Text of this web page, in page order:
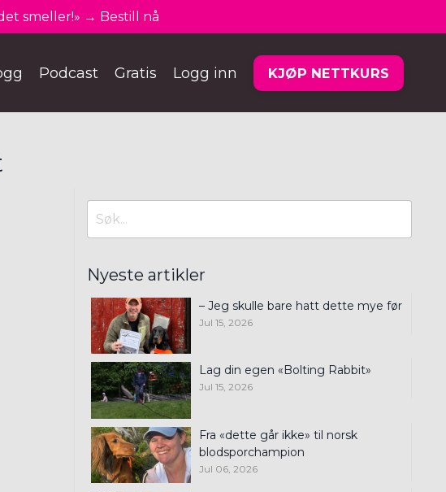
smeller!» → Bestill nå
Podcast Gratis Logg inn KJØP NETTKURS
Nyeste artikler
– Jeg skulle bare hatt dette mye før
Jul 15, 2026
Lag din egen «Bolting Rabbit»
Jul 15, 2026
Fra «dette går ikke» til norsk
blodsporchampion
Jul 06, 2026